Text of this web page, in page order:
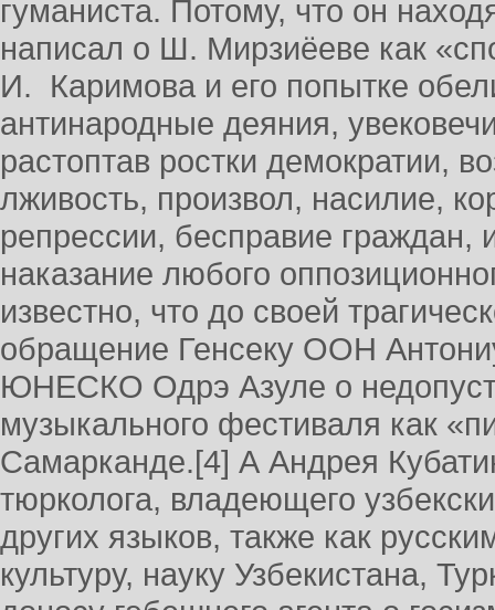
гуманиста. Потому, что он
написал о Ш. Мирзиёеве как
И. Каримова и его попытке
антинародные деяния,
растоптав ростки демократии,
лживость, произвол, насилие,
репрессии, бесправие граждан,
наказание любого
известно, что до своей
обращение Генсеку ООН
ЮНЕСКО Одрэ Азуле о
музыкального фестиваля как
Самарканде.[4] А Андрея
тюрколога, владеющего
других языков, также как
культуру, науку Узбекистана,